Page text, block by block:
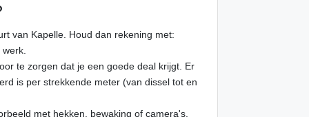
van Kapelle. Houd dan rekening met:
te zorgen dat je een goede deal krijgt. Er
is per strekkende meter (van dissel tot en
met hekken, bewaking of camera's.